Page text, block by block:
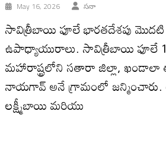
May 16, 2026 సనా
సావిత్రీబాయి ఫూలే భారతదేశపు
ఉపాధ్యాయురాలు. సావిత్రీబాయి ఫూలే
మహారాష్ట్రలోని సతారా జిల్లా,
నాయగావ్ అనే గ్రామంలో జన్మించారు.
లక్ష్మీబాయి మరియు